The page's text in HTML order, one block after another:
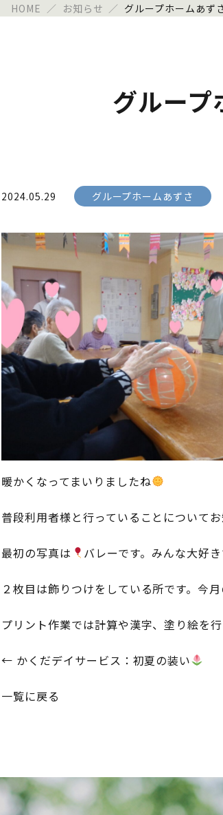
HOME ／ お知らせ ／ グループホームあず
グループ
2024.05.29 グループホームあずさ
暖かくなってまいりましたね
普段利用者様と行っていることについてお
最初の写真は バレーです。みんな大好き
２枚目は飾りつけをしている所です。今
プリント作業では計算や漢字、塗り絵を行
投
稿
ゲ
← かくだデイサービス：初夏の装い
一覧に戻る